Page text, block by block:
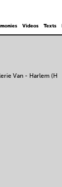
Videos Texts
Van - Harlem (H